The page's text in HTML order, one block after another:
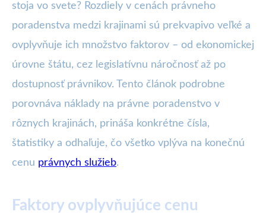
stoja vo svete? Rozdiely v cenách právneho
poradenstva medzi krajinami sú prekvapivo veľké a
ovplyvňuje ich množstvo faktorov – od ekonomickej
úrovne štátu, cez legislatívnu náročnosť až po
dostupnosť právnikov. Tento článok podrobne
porovnáva náklady na právne poradenstvo v
rôznych krajinách, prináša konkrétne čísla,
štatistiky a odhaľuje, čo všetko vplýva na konečnú
cenu právnych služieb.
Faktory ovplyvňujúce cenu